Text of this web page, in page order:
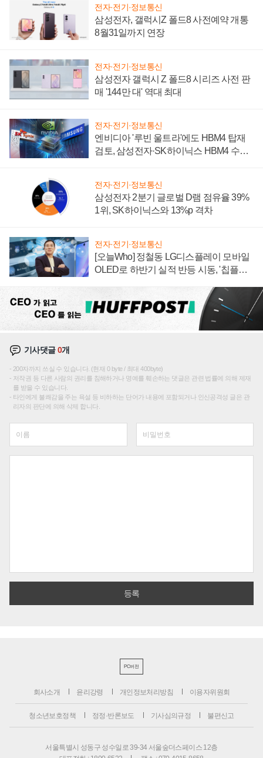
전자·전기·정보통신
삼성전자, 갤럭시Z 폴드8 사전예약 개통
8월31일까지 연장
전자·전기·정보통신
삼성전자 갤럭시 Z 폴드8 시리즈 사전 판
매 '144만 대' 역대 최대
전자·전기·정보통신
엔비디아 '루빈 울트라'에도 HBM4 탑재
검토, 삼성전자·SK하이닉스 HBM4 수율
전자·전기·정보통신
삼성전자 2분기 글로벌 D램 점유율 39%
1위, SK하이닉스와 13%p 격차
전자·전기·정보통신
[오늘Who] 정철동 LG디스플레이 모바일
OLED로 하반기 실적 반등 시동, '칩플레
기사댓글0개
200자까지 쓰실 수 있습니다. (현재 0 byte / 최대 400byte)
저작권 등 다른 사람의 권리를 침해하거나 명예를 훼손하는 댓글은 관련 법률에 의해 제재
를 받을 수 있습니다.
타인에게 불쾌감을 주는 욕설 등 비하하는 단어가 내용에 포함되거나 인신공격성 글은 관
리자의 판단에 의해 삭제 합니다.
PC버전
회사소개 윤리강령 개인정보처리방침 이용자위원회
청소년보호정책 정정·반론보도 기사심의규정 불편신고
서울특별시 성동구 성수일로 39-34 서울숲더스페이스 12층